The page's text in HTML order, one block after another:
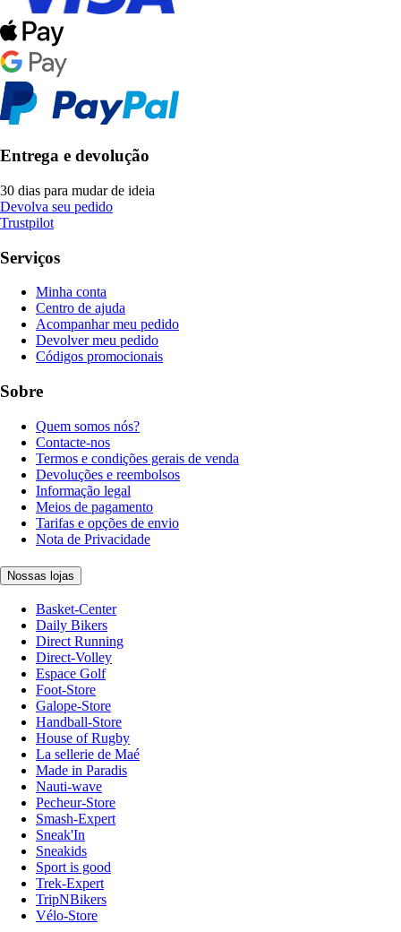
Entrega e devolução
30 dias para mudar de ideia
Devolva seu pedido
Trustpilot
Serviços
Minha conta
Centro de ajuda
Acompanhar meu pedido
Devolver meu pedido
Códigos promocionais
Sobre
Quem somos nós?
Contacte-nos
Termos e condições gerais de venda
Devoluções e reembolsos
Informação legal
Meios de pagamento
Tarifas e opções de envio
Nota de Privacidade
Nossas lojas
Basket-Center
Daily Bikers
Direct Running
Direct-Volley
Espace Golf
Foot-Store
Galope-Store
Handball-Store
House of Rugby
La sellerie de Maé
Made in Paradis
Nauti-wave
Pecheur-Store
Smash-Expert
Sneak'In
Sneakids
Sport is good
Trek-Expert
TripNBikers
Vélo-Store